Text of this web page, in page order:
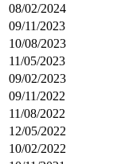
08/02/2024
09/11/2023
10/08/2023
11/05/2023
09/02/2023
09/11/2022
11/08/2022
12/05/2022
10/02/2022